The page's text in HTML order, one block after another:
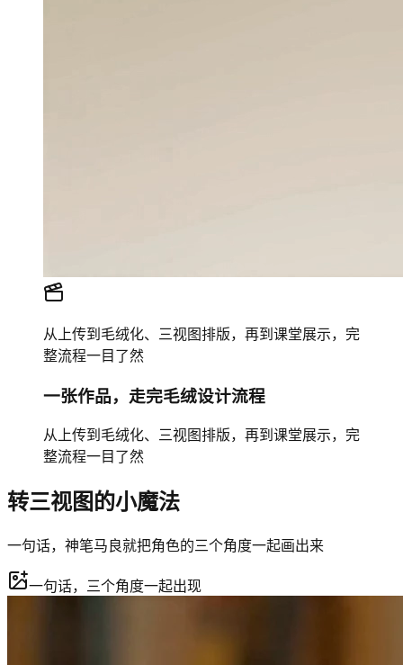
从上传到毛绒化、三视图排版，再到课堂展示，完
整流程一目了然
一张作品，走完毛绒设计流程
从上传到毛绒化、三视图排版，再到课堂展示，完
整流程一目了然
转三视图的小魔法
一句话，神笔马良就把角色的三个角度一起画出来
一句话，三个角度一起出现